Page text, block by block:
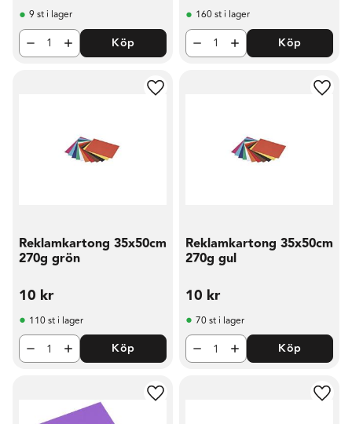
9 st i lager
Köp
160 st i lager
Köp
Reklamkartong 35x50cm
270g grön
10 kr
Lägg till i favoriter
110 st i lager
Köp
Reklamkartong 35x50cm
270g gul
10 kr
70 st i lager
Köp
Lägg till i favoriter